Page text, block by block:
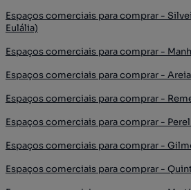
Espaços comerciais para comprar -
Eulália)
Espaços comerciais para comprar -
Espaços comerciais para comprar -
Espaços comerciais para comprar -
Espaços comerciais para comprar -
Espaços comerciais para comprar -
Espaços comerciais para comprar -